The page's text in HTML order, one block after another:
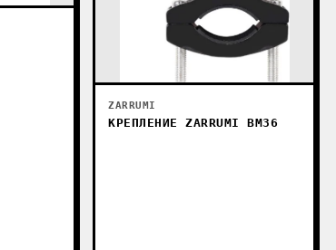
ZARRUMI
КРЕПЛЕНИЕ ZARRUMI BM36